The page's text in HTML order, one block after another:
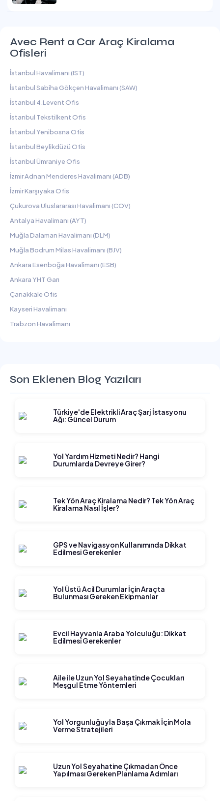
Avec Rent a Car Araç Kiralama
Ofisleri
İstanbul Havalimanı (IST)
İstanbul Sabiha Gökçen Havalimanı (SAW)
İstanbul 4.Levent Ofis
İstanbul Tekstilkent Ofis
İstanbul Yenibosna Ofis
İstanbul Beylikdüzü Ofis
İstanbul Ümraniye Ofis
İzmir Adnan Menderes Havalimanı (ADB)
İzmir Karşıyaka Ofis
Çukurova Uluslararası Havalimanı (COV)
Antalya Havalimanı (AYT)
Muğla Dalaman Havalimanı (DLM)
Muğla Bodrum Milas Havalimanı (BJV)
Ankara Esenboğa Havalimanı (ESB)
Ankara YHT Garı
Çanakkale Ofis
Kayseri Havalimanı
Trabzon Havalimanı
Son Eklenen Blog Yazıları
Türkiye'de Elektrikli Araç Şarj İstasyonu
Ağı: Güncel Durum
Yol Yardım Hizmeti Nedir? Hangi
Durumlarda Devreye Girer?
Tek Yön Araç Kiralama Nedir? Tek Yön Araç
Kiralama Nasıl İşler?
GPS ve Navigasyon Kullanımında Dikkat
Edilmesi Gerekenler
Yol Üstü Acil Durumlar İçin Araçta
Bulunması Gereken Ekipmanlar
Evcil Hayvanla Araba Yolculuğu: Dikkat
Edilmesi Gerekenler
Aile ile Uzun Yol Seyahatinde Çocukları
Meşgul Etme Yöntemleri
Yol Yorgunluğuyla Başa Çıkmak İçin Mola
Verme Stratejileri
Uzun Yol Seyahatine Çıkmadan Önce
Yapılması Gereken Planlama Adımları